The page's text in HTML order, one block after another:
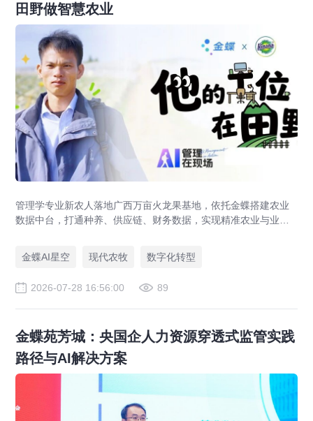
田野做智慧农业
管理学专业新农人落地广西万亩火龙果基地，依托金蝶搭建农业
数据中台，打通种养、供应链、财务数据，实现精准农业与业财
金蝶AI星空
现代农牧 数字化转型
2026-07-28 16:56:00 89
金蝶苑芳城：央国企人力资源穿透式监管实践
路径与AI解决方案